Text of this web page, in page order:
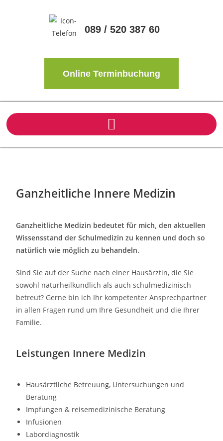
089 / 520 387 60
Online Terminbuchung
Ganzheitliche Innere Medizin
Ganzheitliche Medizin bedeutet für mich, den aktuellen
Wissensstand der Schulmedizin zu kennen und doch so
natürlich wie möglich zu behandeln.
Sind Sie auf der Suche nach einer Hausärztin, die Sie
sowohl naturheilkundlich als auch schulmedizinisch
betreut? Gerne bin ich Ihr kompetenter Ansprechpartner
in allen Fragen rund um Ihre Gesundheit und die Ihrer
Familie.
Leistungen Innere Medizin
Hausärztliche Betreuung, Untersuchungen und
Beratung
Impfungen & reisemedizinische Beratung
Infusionen
Labordiagnostik